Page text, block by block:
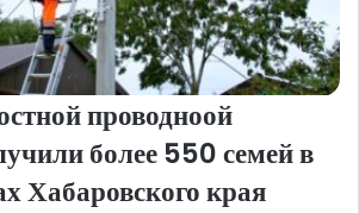
проводноой
более 550 семей в
Хабаровского края